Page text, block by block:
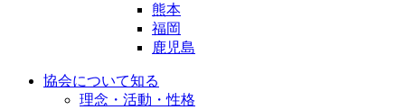
熊本
福岡
鹿児島
協会について知る
理念・活動・性格